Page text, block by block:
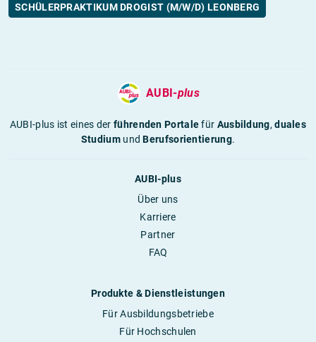
SCHÜLERPRAKTIKUM DROGIST (M/W/D) LEONBERG
AUBI-plus
AUBI-plus ist eines derführenden Portalefür Ausbildung,duales
StudiumundBerufsorientierung.
AUBI-plus
Über uns
Karriere
Partner
FAQ
Produkte & Dienstleistungen
Für Ausbildungsbetriebe
Für Hochschulen